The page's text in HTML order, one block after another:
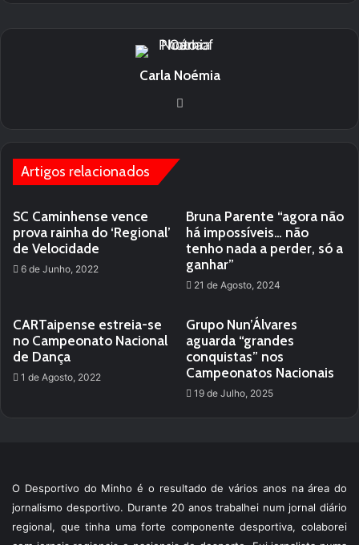
Carla Noémia
Artigos relacionados
SC Caminhense vence
prova rainha do ‘Regional’
de Velocidade
6 de Junho, 2022
Bruna Parente “agora não
há impossíveis… não
tenho nada a perder, só a
ganhar”
21 de Agosto, 2024
CARTaipense estreia-se
no Campeonato Nacional
de Dança
1 de Agosto, 2022
Grupo Nun’Álvares
aguarda “grandes
conquistas” nos
Campeonatos Nacionais
19 de Julho, 2025
O Desportivo do Minho é o resultado de vários anos na área do
jornalismo desportivo. Durante 20 anos trabalhei num jornal diário
regional, que tinha uma forte componente desportiva, colaborei